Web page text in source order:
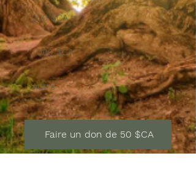
200 $CA
1 000 $CA
Autre
Faire un don de 50 $CA